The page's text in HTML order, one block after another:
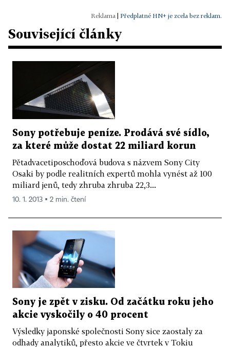
Předplatné HN+ je zcela bez reklam.
Související články
Sony potřebuje peníze. Prodává své sídlo,
za které může dostat 22 miliard korun
Pětadvacetiposchoďová budova s názvem Sony City
Osaki by podle realitních expertů mohla vynést až 100
miliard jenů, tedy zhruba zhruba 22,3...
10. 1. 2013 ▪ 2 min. čtení
Sony je zpět v zisku. Od začátku roku jeho
akcie vyskočily o 40 procent
Výsledky japonské společnosti Sony sice zaostaly za
odhady analytiků, přesto akcie ve čtvrtek v Tokiu